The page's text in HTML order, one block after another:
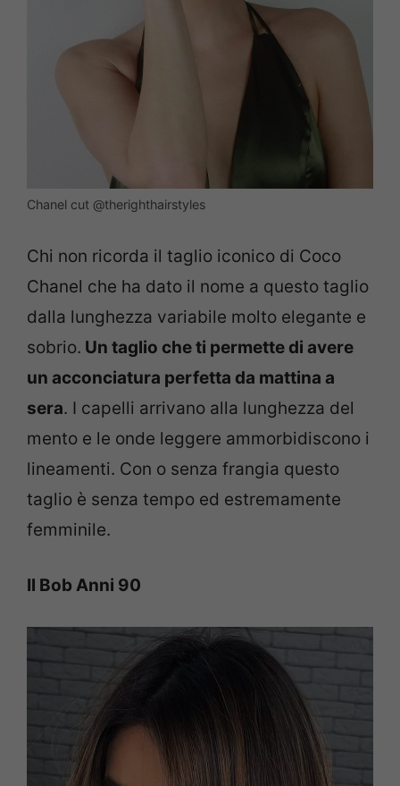
Chanel cut @therighthairstyles
Chi non ricorda il taglio iconico di Coco
Chanel che ha dato il nome a questo taglio
dalla lunghezza variabile molto elegante e
sobrio. Un taglio che ti permette di avere
un acconciatura perfetta da mattina a
sera. I capelli arrivano alla lunghezza del
mento e le onde leggere ammorbidiscono i
lineamenti. Con o senza frangia questo
taglio è senza tempo ed estremamente
femminile.
Il Bob Anni 90